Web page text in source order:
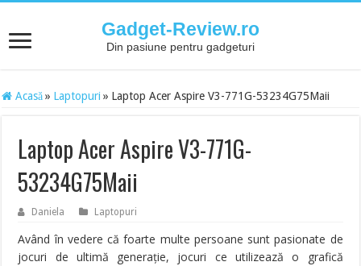
Gadget-Review.ro
Din pasiune pentru gadgeturi
Acasă » Laptopuri » Laptop Acer Aspire V3-771G-53234G75Maii
Laptop Acer Aspire V3-771G-
53234G75Maii
Daniela Laptopuri
Având în vedere că foarte multe persoane sunt pasionate de
jocuri de ultimă generație, jocuri ce utilizează o grafică